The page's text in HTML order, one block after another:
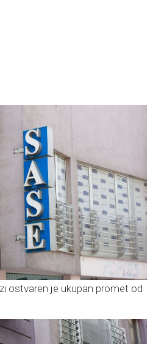
ostvaren je ukupan promet od